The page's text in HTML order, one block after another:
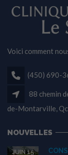
Voici comment
(450) 690-
88 chemin
de-Montarville,
NOUVELLES
JUIN 15